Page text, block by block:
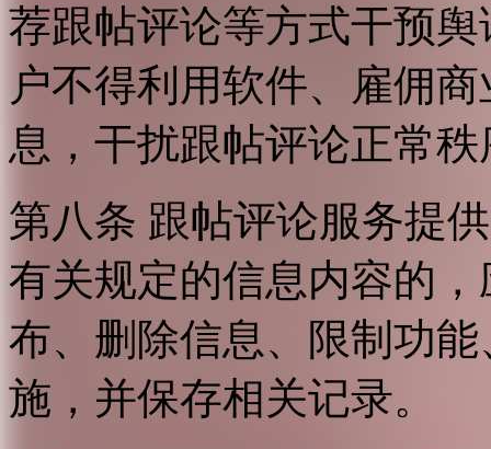
荐跟帖评论等方式干预
户不得利用软件、雇佣
息，干扰跟帖评论正常
第八条 跟帖评论服务提
有关规定的信息内容的
布、删除信息、限制功
施，并保存相关记录。